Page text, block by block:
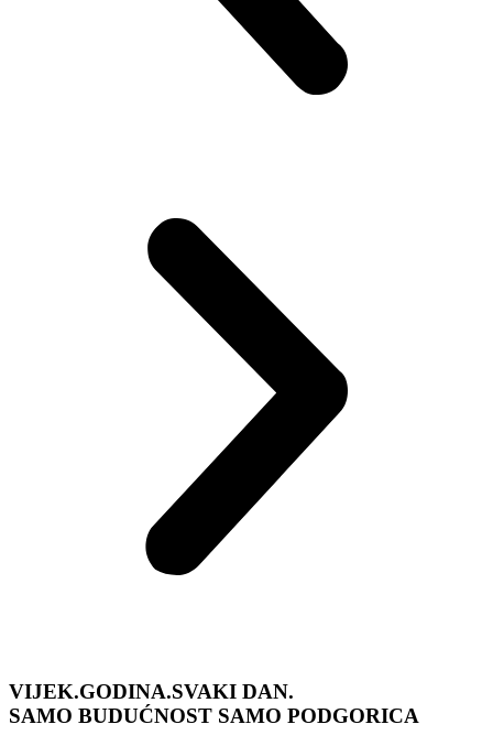
VIJEK.GODINA.SVAKI DAN.
SAMO BUDUĆNOST SAMO PODGORICA